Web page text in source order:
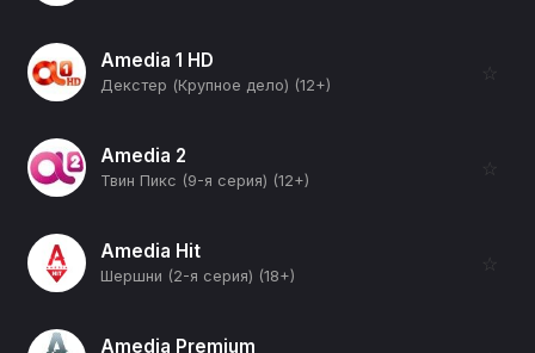
Amedia 1 HD
Декстер (Крупное дело) (12+)
☆
Amedia 2
Твин Пикс (9-я серия) (12+)
☆
Amedia Hit
Шершни (2-я серия) (18+)
☆
Amedia Premium